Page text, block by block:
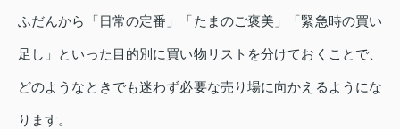
ふだんから「日常の定番」「たまのご褒美」「緊急時の買い
足し」といった目的別に買い物リストを分けておくことで、
どのようなときでも迷わず必要な売り場に向かえるようにな
ります。